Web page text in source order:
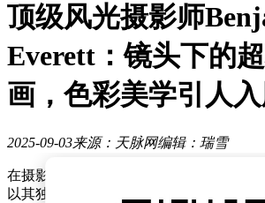
顶级风光摄影师
Everett：镜头下的
画，色彩美学引人入
2025-09-03来源：天脉网编辑：瑞雪
在摄影艺术的浩瀚星空中，一位名叫
以其独树一帜的风格，为观众带来了一